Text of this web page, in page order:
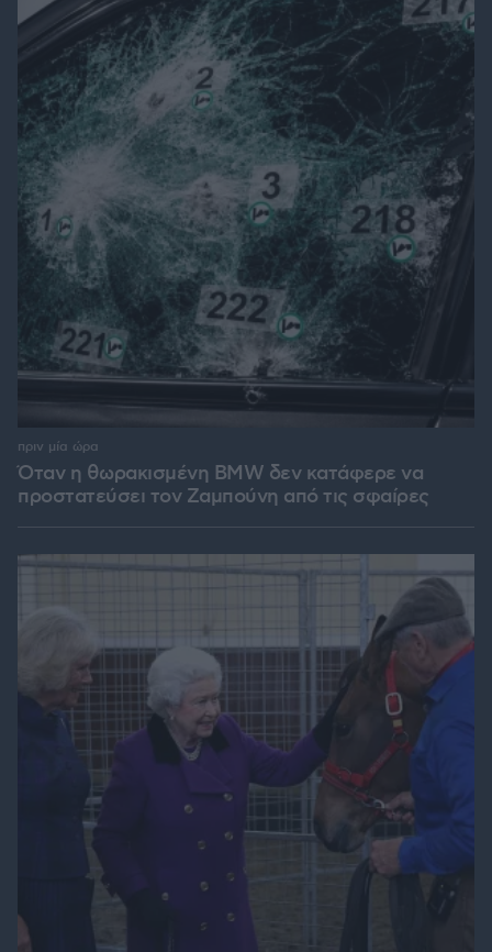
Όταν η θωρακισμένη BMW δεν κατάφερε να
προστατεύσει τον Ζαμπούνη από τις σφαίρες
πριν μία ώρα